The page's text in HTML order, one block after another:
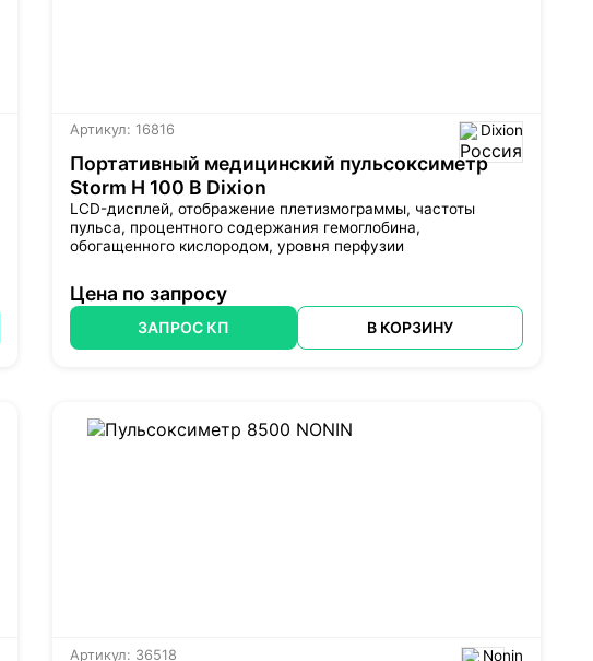
Артикул: 16816 Dixion
Портативный медицинский пульсоксиметр
Storm H 100 B Dixion
LCD-дисплей, отображение плетизмограммы, частоты
пульса, процентного содержания гемоглобина,
обогащенного кислородом, уровня перфузии
Цена по запросу
ЗАПРОС КП В КОРЗИНУ
Артикул: 36518 Nonin